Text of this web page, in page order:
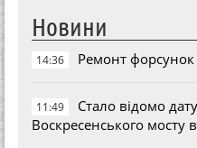
Новини
14:36 Ремонт
11:49
Стало відомо
Воскресенського мосту